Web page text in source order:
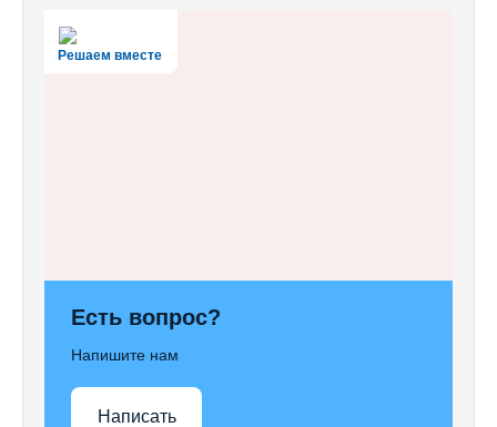
Решаем вместе
Есть вопрос?
Напишите нам
Написать